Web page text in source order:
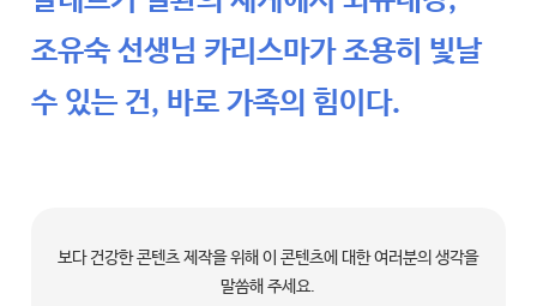
조유숙 선생님 카리스마가 조용히 빛날
수 있는 건, 바로 가족의 힘이다.
보다 건강한 콘텐츠 제작을 위해 이 콘텐츠에 대한 여러분의 생각을
말씀해 주세요.